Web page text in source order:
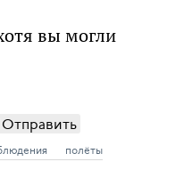
вы могли
Отправить
полёты